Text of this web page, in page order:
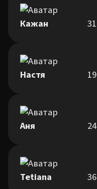
Кажан 31
Настя 19
Аня 24
Tetiana 36